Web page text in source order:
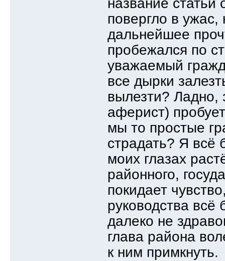
название
повергло в ужас,
дальнейшее
пробежался по
уважаемый
все дырки
вылезти? Ладно,
аферист)
мы то простые
страдать? Я всё
моих глазах
районного,
покидает
руководства
далеко не
глава района
к ним примкнуть.